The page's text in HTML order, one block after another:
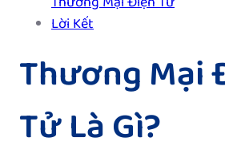
Lời Kết
Thương Mại
Tử Là Gì?